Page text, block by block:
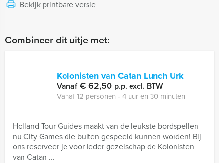
Bekijk printbare versie
Combineer dit uitje met:
Kolonisten van Catan Lunch Urk
Vanaf€ 62,50 p.p. excl. BTW
Vanaf 12 personen ‐ 4 uur en 30 minuten
Holland Tour Guides maakt van de leukste bordspellen
nu City Games die buiten gespeeld kunnen worden! Bij
ons reserveer je voor ieder gezelschap de Kolonisten
van Catan ...